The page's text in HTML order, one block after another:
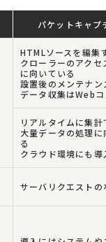
パケットキャ
HTMLソースを編集
クローラーのアク
に向いている
設置後のメンテナン
データ収集はWeb
リアルタイムに集計
大量データの処理に
る
クラウド環境にも導
サーバリクエスト